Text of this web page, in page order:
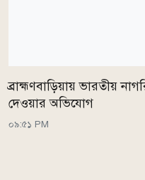
ব্রাহ্মণবাড়িয়ায় ভারতীয়
দেওয়ার অভিযোগ
০৯:৫১ PM